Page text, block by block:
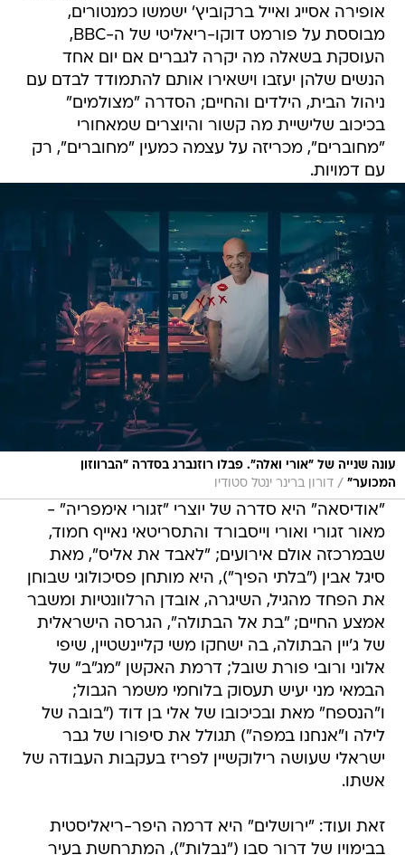
אופירה אסייג ואייל ברקוביץ' ישמשו כמנטורים,
מבוססת על פורמט דוקו-ריאליטי של ה-BBC,
העוסקת בשאלה מה יקרה לגברים אם יום אחד
הנשים שלהן יעזבו וישאירו אותם להתמודד לבדם עם
ניהול הבית, הילדים והחיים; הסדרה "מצולמים"
בכיכוב שלישיית מה קשור והיוצרים שמאחורי
"מחוברים", מכריזה על עצמה כמעין "מחוברים", רק
עם דמויות.
עונה שנייה של "אורי ואלה". פבלו רוזנברג בסדרה "הברווזון
המכוער" / דורון ברינר ינטל סטודיו
"אודיסאה" היא סדרה של יוצרי "זגורי אימפריה" -
מאור זגורי ואורי וייסבורד והתסריטאי נאייף חמוד,
שבמרכזה אולם אירועים; "לאבד את אליס", מאת
סיגל אבין ("בלתי הפיך"), היא מותחן פסיכולוגי שבוחן
את הפחד מהגיל, השיגרה, אובדן הרלוונטיות ומשבר
אמצע החיים; "בת אל הבתולה", הגרסה הישראלית
של ג'יין הבתולה, בה ישחקו משי קליינשטיין, שיפי
אלוני ורובי פורת שובל; דרמת האקשן "מג"ב" של
הבמאי מני יעיש תעסוק בלוחמי משמר הגבול;
ו"הנספח" מאת ובכיכובו של אלי בן דוד ("בובה של
לילה ו"אנחנו במפה") תגולל את סיפורו של גבר
ישראלי שעושה רילוקשיין לפריז בעקבות העבודה של
אשתו.
זאת ועוד: "ירושלים" היא דרמה היפר-ריאליסטית
בבימויו של דרור סבו ("נבלות"), המתרחשת בעיר